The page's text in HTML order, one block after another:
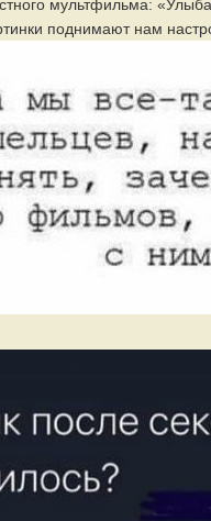
мультфильма:
поднимают нам